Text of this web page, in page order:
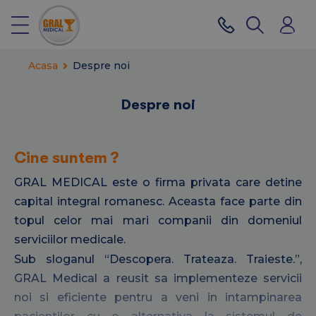
Acasa Despre noi
Despre noi
Cine suntem ?
GRAL MEDICAL este o firma privata care detine
capital integral romanesc. Aceasta face parte din
topul celor mai mari companii din domeniul
serviciilor medicale.
Sub sloganul “Descopera. Trateaza. Traieste.”,
GRAL Medical a reusit sa implementeze servicii
noi si eficiente pentru a veni in intampinarea